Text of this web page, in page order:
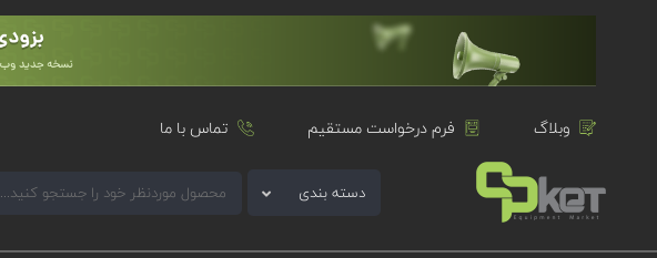
وبلاگ فرم درخواست مستقیم تماس با ما
دسته بندی